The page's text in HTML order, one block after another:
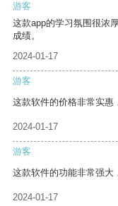
游客
这款app的学习氛围很浓
成绩。
2024-01-17
游客
这款软件的价格非常实惠
2024-01-17
游客
这款软件的功能非常强大
2024-01-17